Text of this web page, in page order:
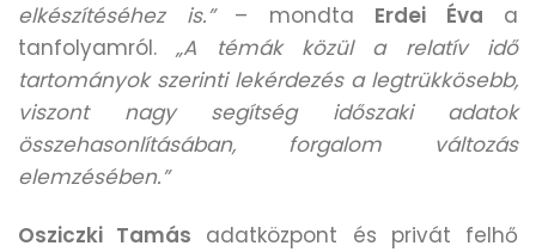
elkészítéséhez is.”– mondta Erdei Éva a
tanfolyamról.„A témák közül a relatív idő
tartományok szerinti lekérdezés a legtrükkösebb,
viszont nagy segítség időszaki adatok
összehasonlításában, forgalom változás
elemzésében.”
Osziczki Tamás adatközpont és privát felhő